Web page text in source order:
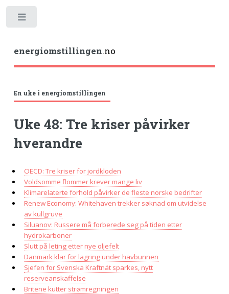
energiomstillingen.no
En uke i energiomstillingen
Uke 48: Tre kriser påvirker
hverandre
OECD: Tre kriser for jordkloden
Voldsomme flommer krever mange liv
Klimarelaterte forhold påvirker de fleste norske bedrifter
Renew Economy: Whitehaven trekker søknad om utvidelse
av kullgruve
Siluanov: Russere må forberede seg på tiden etter
hydrokarboner
Slutt på leting etter nye oljefelt
Danmark klar for lagring under havbunnen
Sjefen for Svenska Kraftnät sparkes, nytt
reserveanskaffelse
Britene kutter strømregningen